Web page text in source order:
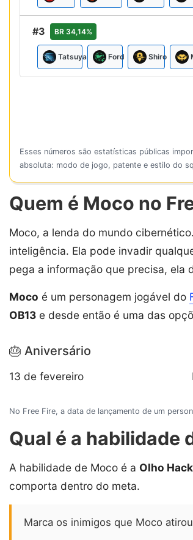
#3 BR 34,14%
Tatsuya Ford Shiro
Esses números são estatísticas públicas
absoluta: modo de jogo, patente e estilo do
Quem é Moco no
Moco, a lenda do mundo
inteligência. Ela pode invadir
pega a informação que precisa, ela
Moco é um personagem jogável do
OB13 e desde então é uma das
🎂 Aniversário
13 de fevereiro
No Free Fire, a data de lançamento de um
Qual é a habilidade
A habilidade de Moco é a Olho
comporta dentro do meta.
Marca os inimigos que Moco